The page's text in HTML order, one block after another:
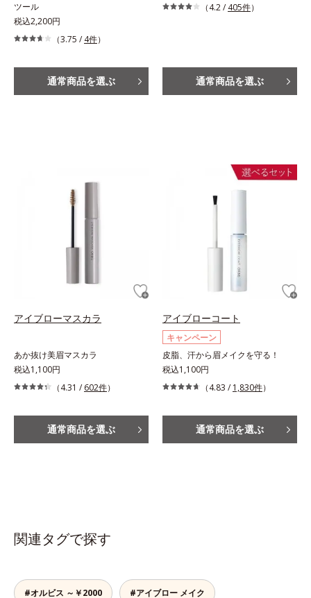
ツール
税込2,200円
（3.75 / 4件）
通常商品を選ぶ
（4.2 / 405件）
通常商品を選ぶ
アイブローマスカラ
あか抜け美眉マスカラ
税込1,100円
（4.31 / 602件）
通常商品を選ぶ
アイブローコート
キャンペーン
皮脂、汗から眉メイクを守る！
税込1,100円
（4.83 / 1,830件）
通常商品を選ぶ
関連タグで探す
#オルビス ～￥2000 #アイブロー メイク